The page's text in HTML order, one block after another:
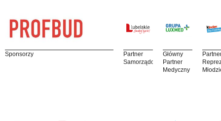
Sponsorzy
Partner
Samorządowy
Główny
Partner
Medyczny